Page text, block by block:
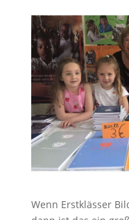
Wenn Erstklässer